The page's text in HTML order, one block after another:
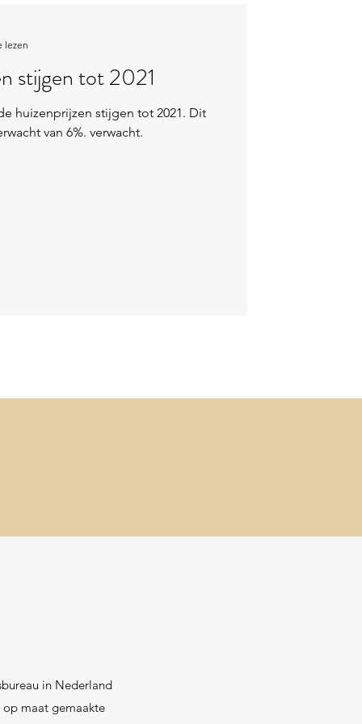
stijgen tot 2021
huizenprijzen stijgen tot 2021. Dit
van 6%. verwacht.
lezen
in Nederland
op maat gemaakte